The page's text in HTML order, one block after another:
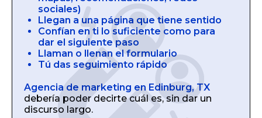
sociales)
Llegan a una página que tiene sentido
Confían en ti lo suficiente como para
dar el siguiente paso
Llaman o llenan el formulario
Tú das seguimiento rápido
Agencia de marketing en Edinburg, TX
debería poder decirte cuál es, sin dar un
discurso largo.